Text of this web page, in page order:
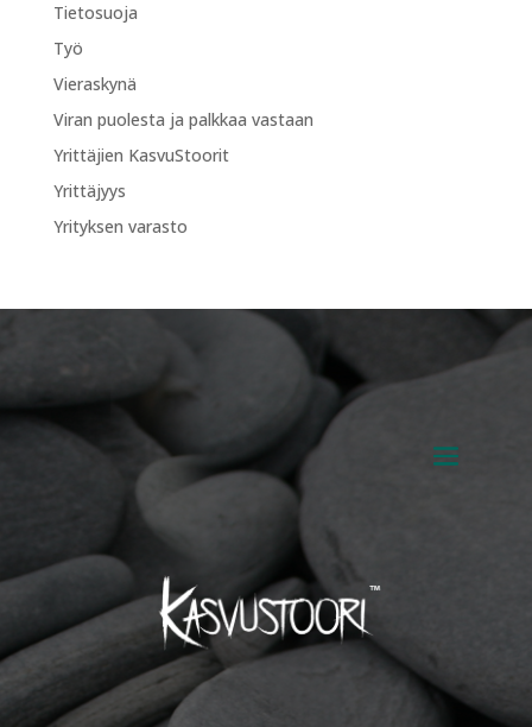
Tietosuoja
Työ
Vieraskynä
Viran puolesta ja palkkaa vastaan
Yrittäjien KasvuStoorit
Yrittäjyys
Yrityksen varasto